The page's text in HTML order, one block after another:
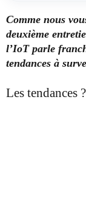
Comme nous
deuxième
l’IoT parle
tendances à
Les tendances